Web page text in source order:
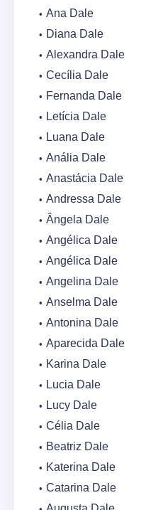
Ana Dale
Diana Dale
Alexandra Dale
Cecília Dale
Fernanda Dale
Letícia Dale
Luana Dale
Anália Dale
Anastácia Dale
Andressa Dale
Ângela Dale
Angélica Dale
Angélica Dale
Angelina Dale
Anselma Dale
Antonina Dale
Aparecida Dale
Karina Dale
Lucia Dale
Lucy Dale
Célia Dale
Beatriz Dale
Katerina Dale
Catarina Dale